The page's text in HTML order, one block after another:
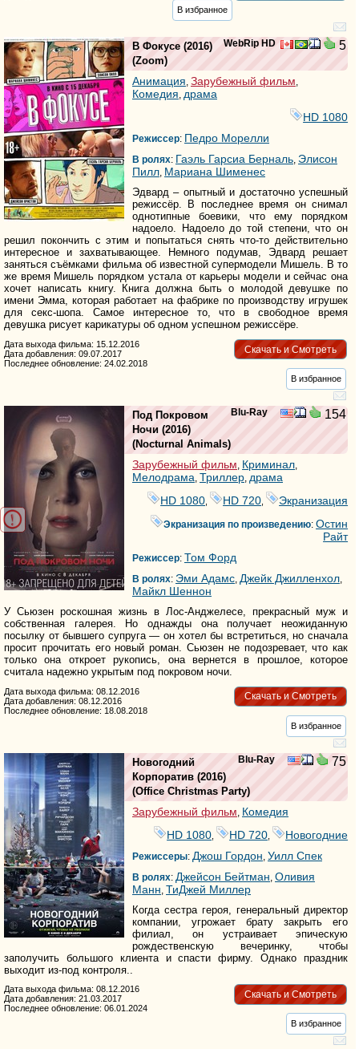
В избранное
WebRip HD 5
В Фокусе (2016)
(Zoom)
Анимация, Зарубежный фильм,
Комедия, драма
HD 1080
Режиссер: Педро Морелли
В ролях: Гаэль Гарсиа Берналь, Элисон
Пилл, Мариана Шименес
Эдвард – опытный и достаточно успешный
режиссёр. В последнее время он снимал
однотипные боевики, что ему порядком
надоело. Надоело до той степени, что он
решил покончить с этим и попытаться снять что-то действительно
интересное и захватывающее. Немного подумав, Эдвард решает
заняться съёмками фильма об известной супермодели Мишель. В то
же время Мишель порядком устала от карьеры модели и сейчас она
хочет написать книгу. Книга должна быть о молодой девушке по
имени Эмма, которая работает на фабрике по производству игрушек
для секс-шопа. Самое интересное то, что в свободное время
девушка рисует карикатуры об одном успешном режиссёре.
Скачать и Смотреть
Дата выхода фильма: 15.12.2016
Дата добавления: 09.07.2017
Последнее обновление: 24.02.2018
В избранное
Blu-Ray 154
Под Покровом
Ночи (2016)
(Nocturnal Animals)
Зарубежный фильм Криминал
Мелодрама Триллер драма
HD 1080
HD 720 Экранизация
Экранизация по произведению:Остин
Райт
Режиссер: Том Форд
В ролях: Эми Адамс Джейк Джилленхол
Майкл Шеннон
У Сьюзен роскошная жизнь в Лос-Анджелесе, прекрасный муж и
собственная галерея. Но однажды она получает неожиданную
посылку от бывшего супруга — он хотел бы встретиться, но сначала
просит прочитать его новый роман. Сьюзен не подозревает, что как
только она откроет рукопись, она вернется в прошлое, которое
считала надежно укрытым под покровом ночи.
Скачать и Смотреть
Дата выхода фильма: 08.12.2016
Дата добавления: 08.12.2016
Последнее обновление: 18.08.2018
В избранное
Blu-Ray 75
Новогодний
Корпоратив (2016)
(Office Christmas Party)
Зарубежный фильм Комедия
HD 1080
HD 720 Новогодние
Режиссеры: Джош Гордон Уилл Спек
В ролях: Джейсон Бейтман Оливия
Манн ТиДжей Миллер
Когда сестра героя, генеральный директор
компании, угрожает брату закрыть его
филиал, он устраивает эпическую
рождественскую вечеринку, чтобы
заполучить большого клиента и спасти фирму. Однако праздник
выходит из-под контроля..
Скачать и Смотреть
Дата выхода фильма: 08.12.2016
Дата добавления: 21.03.2017
Последнее обновление: 06.01.2024
В избранное